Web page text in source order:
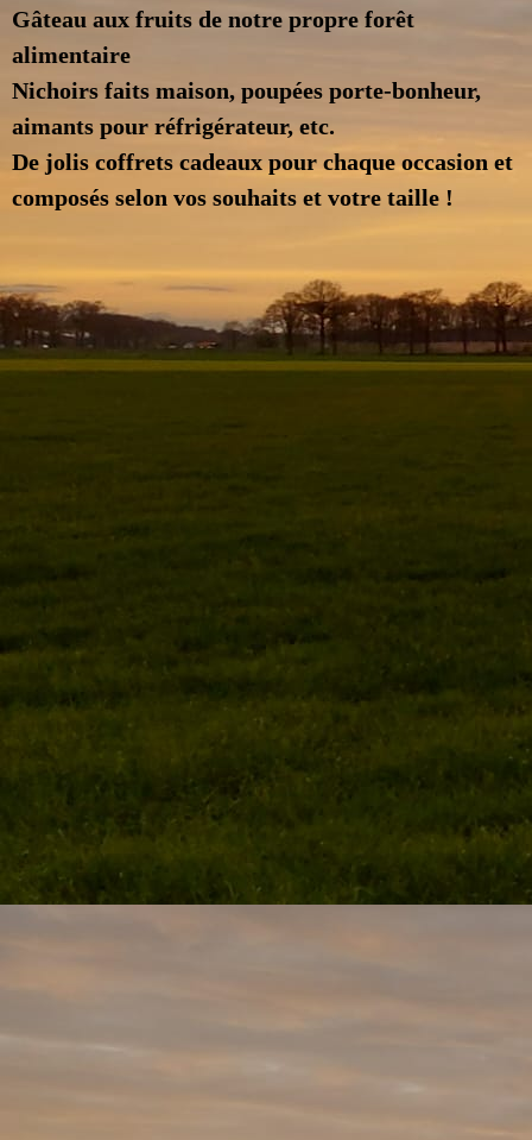
Gâteau aux fruits de notre propre forêt
alimentaire
Nichoirs faits maison, poupées porte-bonheur,
aimants pour réfrigérateur, etc.
De jolis coffrets cadeaux pour chaque occasion et
composés selon vos souhaits et votre taille !